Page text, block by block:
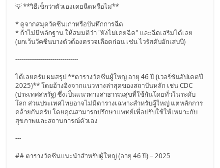
💡 **วิธีเช็กว่าตัวเองเคยฉีดหรือไม่**
* ดูจากสมุดวัคซีนเก่าหรือบันทึกการฉีด
* ถ้าไม่มีหลักฐาน ให้สมมติว่า "ยังไม่เคยฉีด" และฉีดเสริมได้เลย
(ยกเว้นวัคซีนบางตัวต้องตรวจเลือดก่อน เช่น ไวรัสตับอักเสบบี)
--------------------------------
ได้เลยครับ ผมสรุป **ตารางวัคซีนผู้ใหญ่ อายุ 46 ปี (เวอร์ชันอัปเดตปี
2025)** โดยอ้างอิงจากแนวทางล่าสุดของสถาบันหลัก เช่น CDC
(ประเทศสหรัฐ) ซึ่งเป็นแนวทางสาธารณสุขที่ใช้กันโดยทั่วในระดับ
โลก ส่วนประเทศไทยอาจไม่มีตารางเฉพาะสำหรับผู้ใหญ่ แต่หลักการ
คล้ายกันครับ โดยคุณสามารถปรึกษาแพทย์เพื่อปรับใช้ให้เหมาะกับ
สุขภาพและสถานการณ์ตัวเอง
---
## ตารางวัคซีนแนะนำสำหรับผู้ใหญ่ (อายุ 46 ปี) – 2025